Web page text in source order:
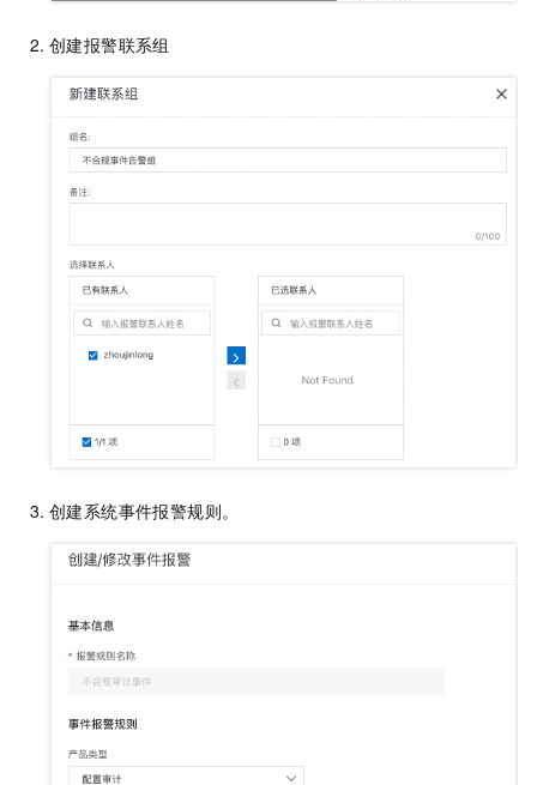
创建报警联系组
创建系统事件报警规则。